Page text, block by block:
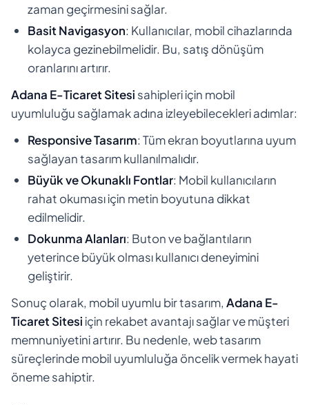
zaman geçirmesini sağlar.
Basit Navigasyon: Kullanıcılar, mobil cihazlarında
kolayca gezinebilmelidir. Bu, satış dönüşüm
oranlarını artırır.
Adana E-Ticaret Sitesi sahipleri için mobil
uyumluluğu sağlamak adına izleyebilecekleri adımlar:
Responsive Tasarım: Tüm ekran boyutlarına uyum
sağlayan tasarım kullanılmalıdır.
Büyük ve Okunaklı Fontlar: Mobil kullanıcıların
rahat okuması için metin boyutuna dikkat
edilmelidir.
Dokunma Alanları: Buton ve bağlantıların
yeterince büyük olması kullanıcı deneyimini
geliştirir.
Sonuç olarak, mobil uyumlu bir tasarım, Adana E-
Ticaret Sitesiiçin rekabet avantajı sağlar ve müşteri
memnuniyetini artırır. Bu nedenle, web tasarım
süreçlerinde mobil uyumluluğa öncelik vermek hayati
öneme sahiptir.